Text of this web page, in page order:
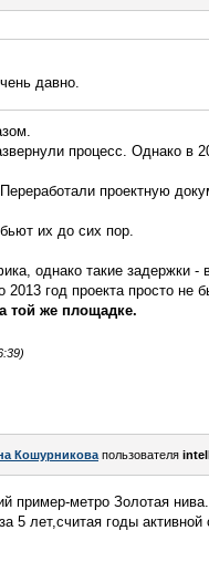
давно.
процесс. Однако в
проектную
их до сих пор.
однако такие задержки
2013 год проекта просто не
той же площадке.
Кошурникова пользователя
пример-метро Золотая нива.
5 лет,считая годы